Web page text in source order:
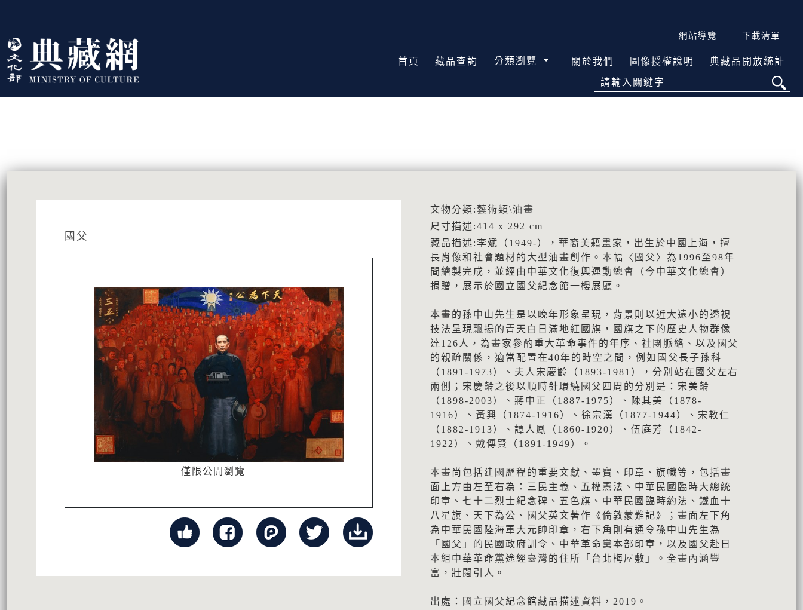
:::
網站導覽 下載清單
首頁 藏品查詢 分類瀏覽 關於我們 圖像授權說明 典藏品開放統計
請輸入關鍵字
國父
僅限公開瀏覽
文物分類:藝術類\油畫
尺寸描述:414 x 292 cm
藏品描述:李斌（1949-），華裔美籍畫家，出生於中國上海，擅
長肖像和社會題材的大型油畫創作。本幅〈國父〉為1996至98年
間繪製完成，並經由中華文化復興運動總會（今中華文化總會）
捐贈，展示於國立國父紀念館一樓展廳。
本畫的孫中山先生是以晚年形象呈現，背景則以近大遠小的透視
技法呈現飄揚的青天白日滿地紅國旗，國旗之下的歷史人物群像
達126人，為畫家參酌重大革命事件的年序、社團脈絡、以及國父
的親疏關係，適當配置在40年的時空之間，例如國父長子孫科
（1891-1973）、夫人宋慶齡（1893-1981），分別站在國父左右
兩側；宋慶齡之後以順時針環繞國父四周的分別是：宋美齡
（1898-2003）、蔣中正（1887-1975）、陳其美（1878-
1916）、黃興（1874-1916）、徐宗漢（1877-1944）、宋教仁
（1882-1913）、譚人鳳（1860-1920）、伍庭芳（1842-
1922）、戴傳賢（1891-1949）。
本畫尚包括建國歷程的重要文獻、墨寶、印章、旗幟等，包括畫
面上方由左至右為：三民主義、五權憲法、中華民國臨時大總統
印章、七十二烈士紀念碑、五色旗、中華民國臨時約法、鐵血十
八星旗、天下為公、國父英文著作《倫敦蒙難記》；畫面左下角
為中華民國陸海軍大元帥印章，右下角則有通令孫中山先生為
「國父」的民國政府訓令、中華革命黨本部印章，以及國父赴日
本組中華革命黨途經臺灣的住所「台北梅屋敷」。全畫內涵豐
富，壯闊引人。
出處：國立國父紀念館藏品描述資料，2019。